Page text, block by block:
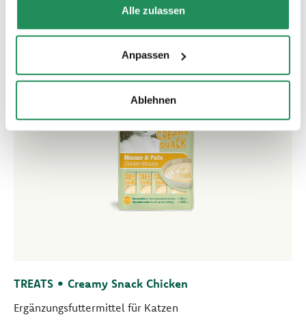
Alle zulassen
Anpassen
Ablehnen
TREATS • Creamy Snack Chicken
Ergänzungsfuttermittel für Katzen